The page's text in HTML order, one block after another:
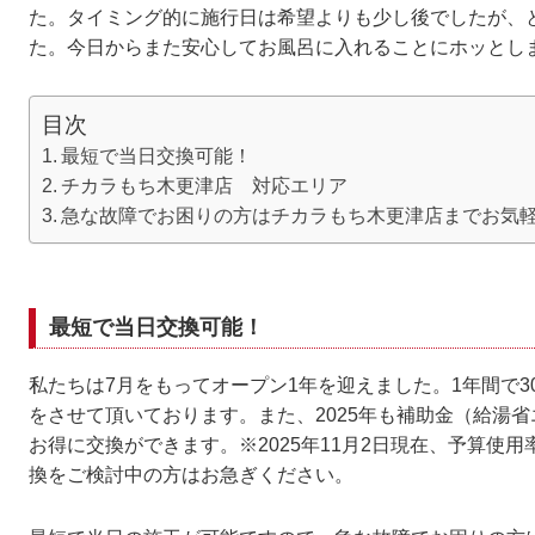
た。タイミング的に施行日は希望よりも少し後でしたが
た。今日からまた安心してお風呂に入れることにホッと
目次
最短で当日交換可能！
チカラもち木更津店 対応エリア
急な故障でお困りの方はチカラもち木更津店までお気
最短で当日交換可能！
私たちは7月をもってオープン1年を迎えました。1年間で
をさせて頂いております。また、2025年も補助金（給湯
お得に交換ができます。※2025年11月2日現在、予算使用
換をご検討中の方はお急ぎください。